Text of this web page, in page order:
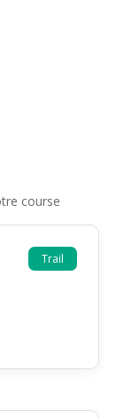
course
Trail